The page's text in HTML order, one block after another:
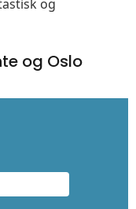
og
og Oslo